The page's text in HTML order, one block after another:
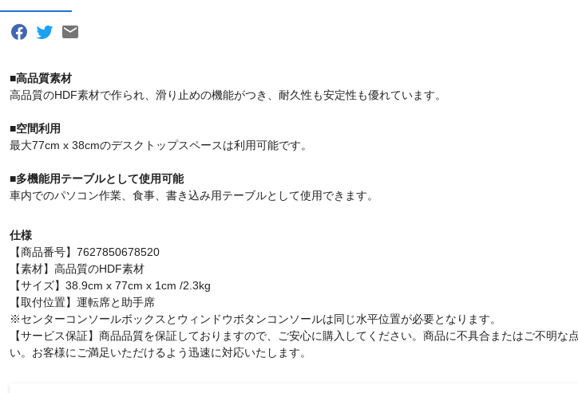
■高品質素材
高品質のHDF素材で作られ、滑り止めの機能がつき、耐久性も安定性も優れています。
■空間利用
最大77cm x 38cmのデスクトップスペースは利用可能です。
■多機能用テーブルとして使用可能
車内でのパソコン作業、食事、書き込み用テーブルとして使用できます。
仕様
【商品番号】7627850678520
【素材】高品質のHDF素材
【サイズ】38.9cm x 77cm x 1cm /2.3kg
【取付位置】運転席と助手席
※センターコンソールボックスとウィンドウボタンコンソールは同じ水平位置が必要となります。
【サービス保証】商品品質を保証しておりますので、ご安心に購入してください。商品に不具合またはご不明な
い。お客様にご満足いただけるよう迅速に対応いたします。